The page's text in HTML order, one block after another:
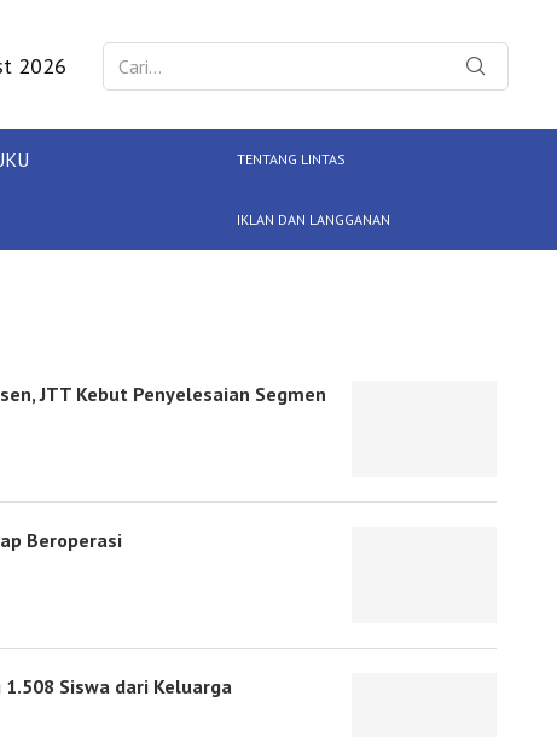
2026
TENTANG LINTAS
IKLAN DAN LANGGANAN
JTT Kebut Penyelesaian Segmen
Beroperasi
Siswa dari Keluarga